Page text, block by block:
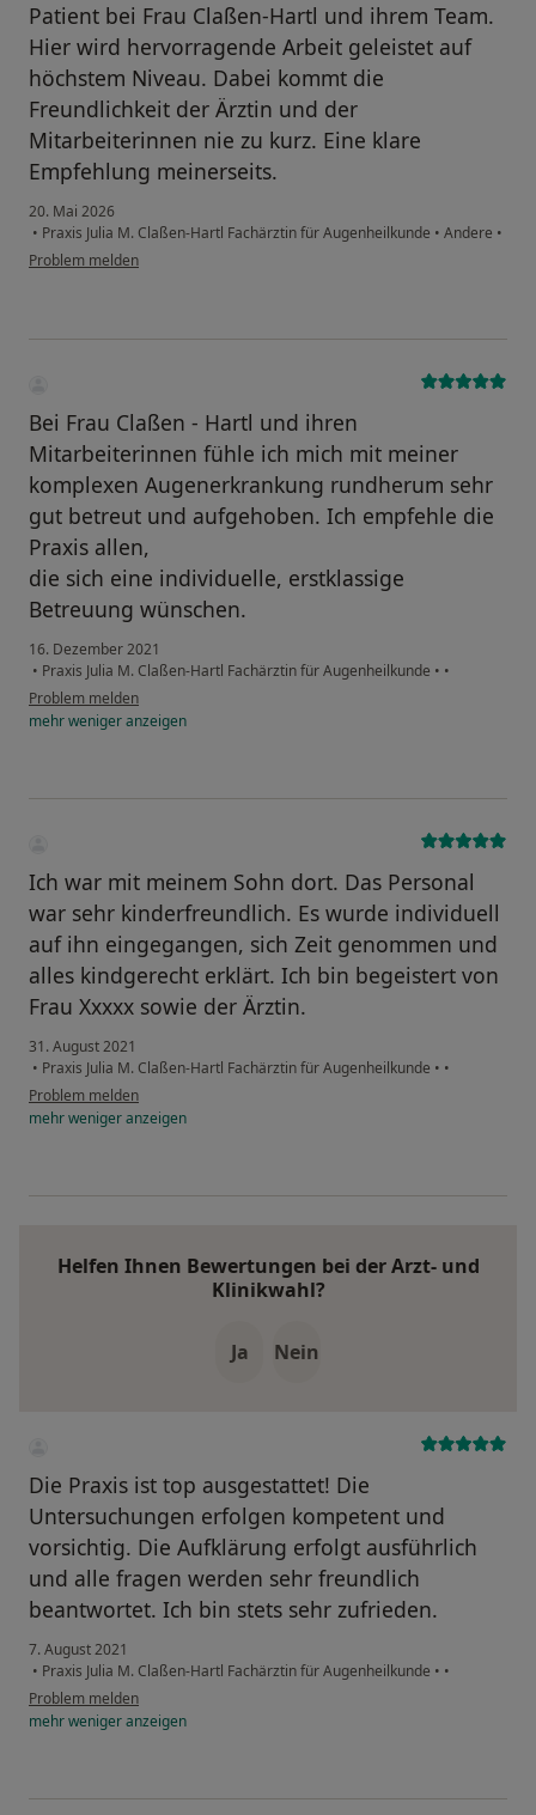
Patient bei Frau Claßen-Hartl und ihrem Team.
Hier wird hervorragende Arbeit geleistet auf
höchstem Niveau. Dabei kommt die
Freundlichkeit der Ärztin und der
Mitarbeiterinnen nie zu kurz. Eine klare
Empfehlung meinerseits.
20. Mai 2026
• Praxis Julia M. Claßen-Hartl Fachärztin für Augenheilkunde • Andere •
Problem melden
Bei Frau Claßen - Hartl und ihren
Mitarbeiterinnen fühle ich mich mit meiner
komplexen Augenerkrankung rundherum sehr
gut betreut und aufgehoben. Ich empfehle die
Praxis allen,
die sich eine individuelle, erstklassige
Betreuung wünschen.
16. Dezember 2021
• Praxis Julia M. Claßen-Hartl Fachärztin für Augenheilkunde • •
Problem melden
mehrwenigeranzeigen
Ich war mit meinem Sohn dort. Das Personal
war sehr kinderfreundlich. Es wurde individuell
auf ihn eingegangen, sich Zeit genommen und
alles kindgerecht erklärt. Ich bin begeistert von
Frau Xxxxx sowie der Ärztin.
31. August 2021
• Praxis Julia M. Claßen-Hartl Fachärztin für Augenheilkunde • •
Problem melden
mehrwenigeranzeigen
Helfen Ihnen Bewertungen bei der Arzt- und
Klinikwahl?
Ja Nein
Die Praxis ist top ausgestattet! Die
Untersuchungen erfolgen kompetent und
vorsichtig. Die Aufklärung erfolgt ausführlich
und alle fragen werden sehr freundlich
beantwortet. Ich bin stets sehr zufrieden.
7. August 2021
• Praxis Julia M. Claßen-Hartl Fachärztin für Augenheilkunde • •
Problem melden
mehrwenigeranzeigen